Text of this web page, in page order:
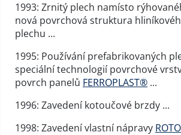
1993: Zrnitý plech namísto
nová povrchová struktura
plechu ...
1995: Používání prefabrikovaných
speciální technologií povrchové
povrch panelů FERROPLAST® ...
1996: Zavedení kotoučové brzdy ...
1998: Zavedení vlastní nápravy